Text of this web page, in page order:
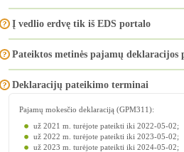
Į vedlio erdvę tik iš EDS portalo
Pateiktos metinės pajamų deklaracijos
Deklaracijų pateikimo terminai
Pajamų mokesčio deklaraciją (GPM311):
už 2021 m. turėjote pateikti iki 2022-05-02;
už 2022 m. turėjote pateikti iki 2023-05-02;
už 2023 m. turėjote pateikti iki 2024-05-02;